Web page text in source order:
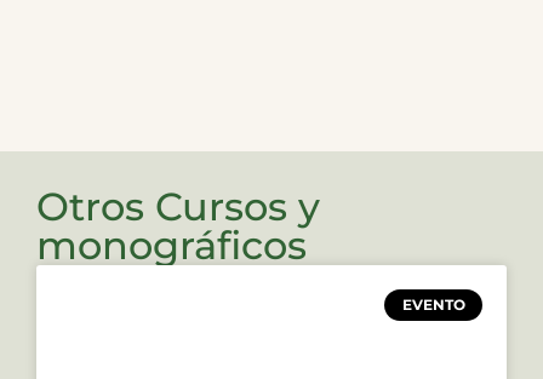
Otros Cursos y
monográficos
EVENTO